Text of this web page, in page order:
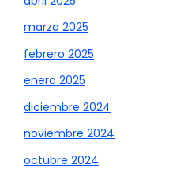
marzo 2025
febrero 2025
enero 2025
diciembre 2024
noviembre 2024
octubre 2024